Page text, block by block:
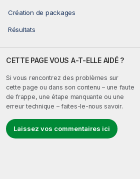
Création de packages
Résultats
CETTE PAGE VOUS A-T-ELLE AIDÉ ?
Si vous rencontrez des problèmes sur
cette page ou dans son contenu – une faute
de frappe, une étape manquante ou une
erreur technique – faites-le-nous savoir.
Laissez vos commentaires ici